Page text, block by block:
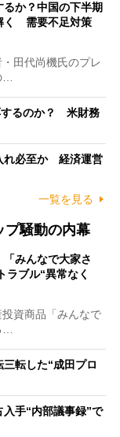
か？中国の下半期
く 需要不足対策
田代尚機氏のプレ
…
するのか？ 米財務
れ必至か 経済運営
一覧を見る
プ騒動の内幕
「みんなで大家さ
ラブル“異常なく
資商品「みんなで
…
三転した“成田プロ
入手“内部議事録”で